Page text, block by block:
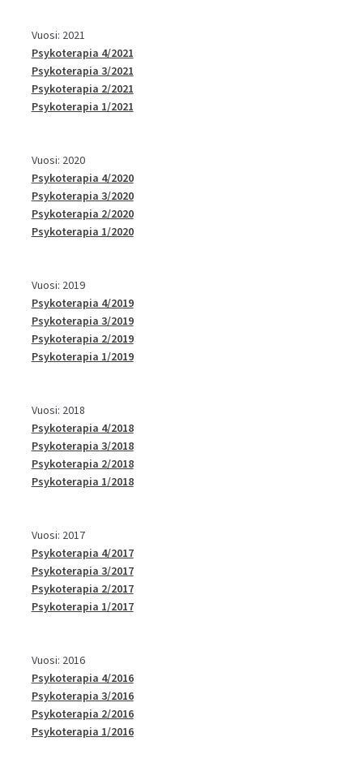
Vuosi: 2021
Psykoterapia 4/2021
Psykoterapia 3/2021
Psykoterapia 2/2021
Psykoterapia 1/2021
Vuosi: 2020
Psykoterapia 4/2020
Psykoterapia 3/2020
Psykoterapia 2/2020
Psykoterapia 1/2020
Vuosi: 2019
Psykoterapia 4/2019
Psykoterapia 3/2019
Psykoterapia 2/2019
Psykoterapia 1/2019
Vuosi: 2018
Psykoterapia 4/2018
Psykoterapia 3/2018
Psykoterapia 2/2018
Psykoterapia 1/2018
Vuosi: 2017
Psykoterapia 4/2017
Psykoterapia 3/2017
Psykoterapia 2/2017
Psykoterapia 1/2017
Vuosi: 2016
Psykoterapia 4/2016
Psykoterapia 3/2016
Psykoterapia 2/2016
Psykoterapia 1/2016